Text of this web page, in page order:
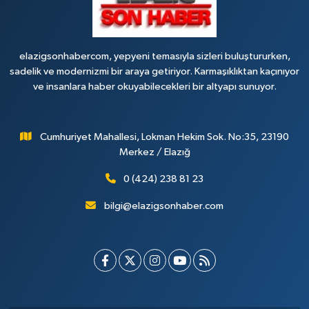
elazigsonhabercom, yepyeni temasıyla sizleri buluştururken,
sadelik ve modernizmi bir araya getiriyor. Karmaşıklıktan kaçınıyor
ve insanlara haber okuyabilecekleri bir altyapı sunuyor.
Cumhuriyet Mahallesi, Lokman Hekim Sok. No:35, 23190
Merkez / Elazığ
0 (424) 238 81 23
bilgi@elazigsonhaber.com